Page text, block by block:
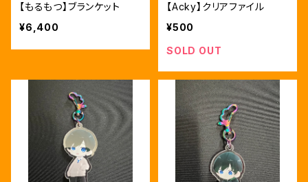
【もるもつ】ブランケット
¥6,400
【Acky】クリアファイル
¥500
SOLD OUT